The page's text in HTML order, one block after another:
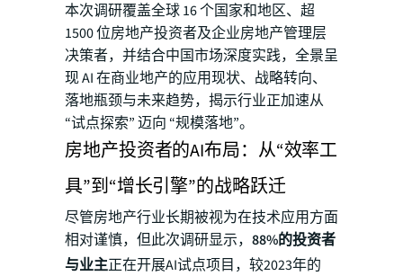
本次调研覆盖全球 16 个国家和地区、超
1500 位房地产投资者及企业房地产管理层
决策者，并结合中国市场深度实践，全景呈
现 AI 在商业地产的应用现状、战略转向、
落地瓶颈与未来趋势，揭示行业正加速从
“试点探索” 迈向 “规模落地”。
房地产投资者的AI布局：从“效率工
具”到“增长引擎”的战略跃迁
尽管房地产行业长期被视为在技术应用方面
相对谨慎，但此次调研显示， 88%的投资者
与业主正在开展AI试点项目，较2023年的